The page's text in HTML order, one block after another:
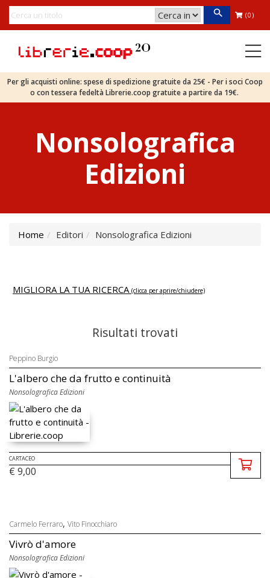
(0)
Per gli acquisti online: spese di spedizione gratuite da 25€ - Per i soci Coop
o con tessera fedeltà Librerie.coop gratuite a partire da 19€.
Nonsolografica
Edizioni
Home Editori Nonsolografica Edizioni
MIGLIORA LA TUA RICERCA (clicca per aprire/chiudere)
Risultati trovati
Peppino Burgio
L'albero che da frutto e continuità
Nonsolografica Edizioni
CARTACEO
€ 9,00
Carmelo Ferraro, Vito Finocchiaro
Vivrò d'amore
Nonsolografica Edizioni